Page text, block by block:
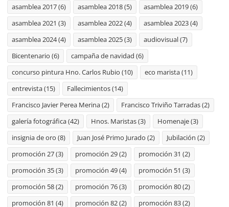
asamblea 2017(6) asamblea 2018(5) asamblea 2019(6)
asamblea 2021 (3) asamblea 2022(4) asamblea 2023(4)
asamblea 2024(4) asamblea 2025(3) audiovisual(7)
Bicentenario (6) campaña de navidad (6)
concurso pintura Hno. Carlos Rubio (10) eco marista(11)
entrevista(15) Fallecimientos(14)
Francisco Javier Perea Merina(2) Francisco Triviño Tarradas(2)
galería fotográfica(42) Hnos. Maristas(3) Homenaje(3)
insignia de oro (8) Juan José Primo Jurado (2) Jubilación (2)
promoción 27(3) promoción 29(2) promoción 31 (2)
promoción 35(3) promoción 49(4) promoción 51 (3)
promoción 58(2) promoción 76(3) promoción 80(2)
promoción 81 (4) promoción 82(2) promoción 83(2)